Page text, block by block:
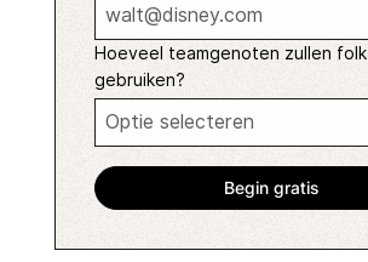
Hoeveel teamgenoten zullen folk
gebruiken?